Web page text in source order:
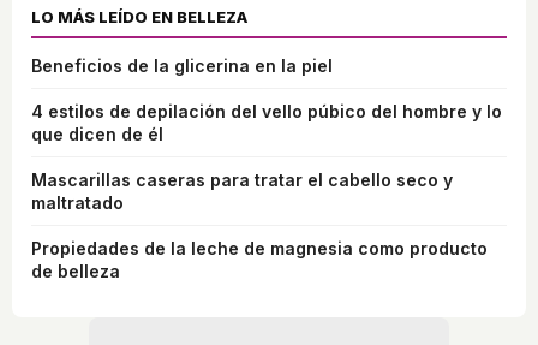
LO MÁS LEÍDO EN BELLEZA
Beneficios de la glicerina en la piel
4 estilos de depilación del vello púbico del hombre y lo
que dicen de él
Mascarillas caseras para tratar el cabello seco y
maltratado
Propiedades de la leche de magnesia como producto
de belleza